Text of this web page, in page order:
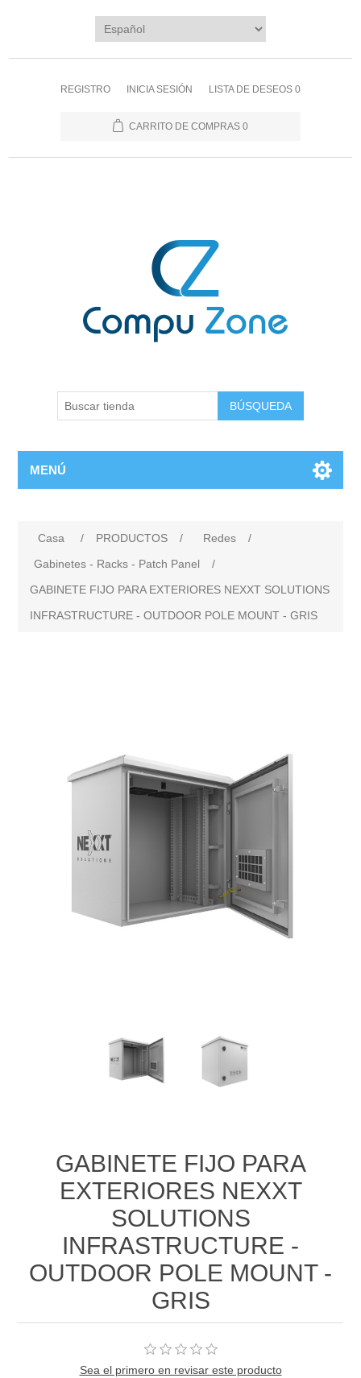
REGISTRO INICIA SESIÓN LISTA DE DESEOS 0
CARRITO DE COMPRAS 0
BÚSQUEDA
MENÚ
Casa / PRODUCTOS / Redes
/
Gabinetes - Racks - Patch Panel
/
GABINETE FIJO PARA EXTERIORES NEXXT SOLUTIONS
INFRASTRUCTURE - OUTDOOR POLE MOUNT - GRIS
GABINETE FIJO PARA
EXTERIORES NEXXT
SOLUTIONS
INFRASTRUCTURE -
OUTDOOR POLE MOUNT -
GRIS
Sea el primero en revisar este producto